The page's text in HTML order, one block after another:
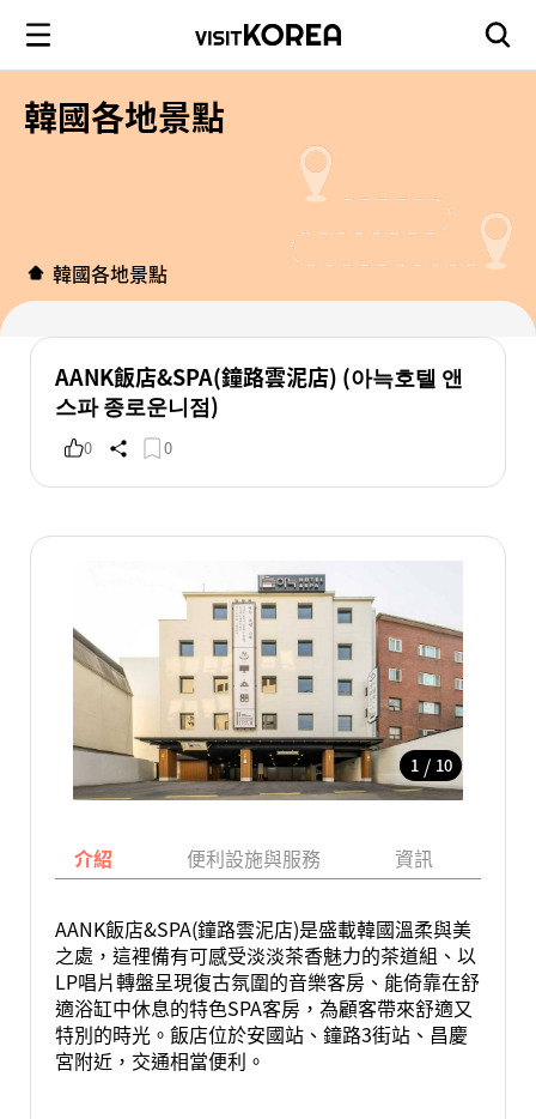
韓國各地景點
韓國各地景點
AANK飯店&SPA(鐘路雲泥店) (아늑호텔 앤
스파 종로운니점)
0 0
1 / 10
介紹 便利設施與服務 資訊
AANK飯店&SPA(鐘路雲泥店)是盛載韓國溫柔與美
之處，這裡備有可感受淡淡茶香魅力的茶道組、以
LP唱片轉盤呈現復古氛圍的音樂客房、能倚靠在舒
適浴缸中休息的特色SPA客房，為顧客帶來舒適又
特別的時光。飯店位於安國站、鐘路3街站、昌慶
宮附近，交通相當便利。